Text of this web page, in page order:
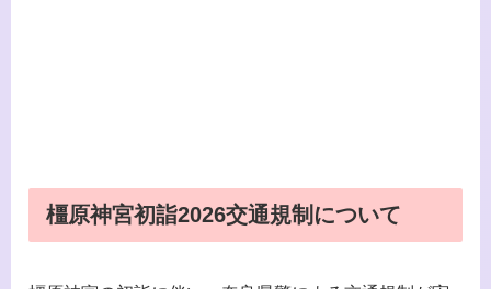
橿原神宮初詣2026交通規制について